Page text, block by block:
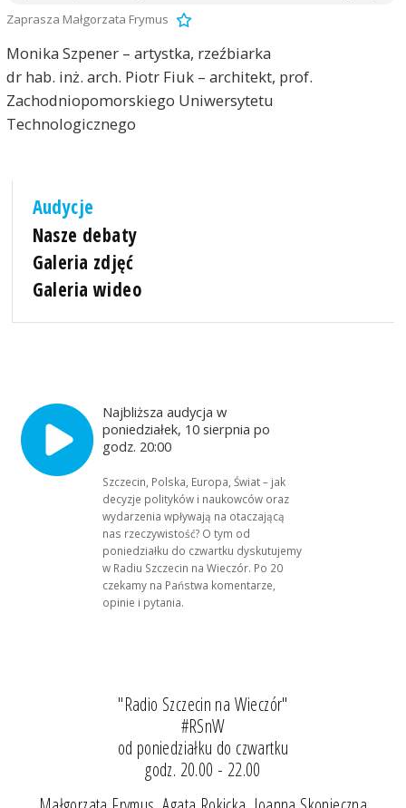
Zaprasza Małgorzata Frymus
Monika Szpener – artystka, rzeźbiarka
dr hab. inż. arch. Piotr Fiuk – architekt, prof.
Zachodniopomorskiego Uniwersytetu
Technologicznego
Audycje
Nasze debaty
Galeria zdjęć
Galeria wideo
Najbliższa audycja w
poniedziałek, 10 sierpnia po
godz. 20:00
Szczecin, Polska, Europa, Świat – jak
decyzje polityków i naukowców oraz
wydarzenia wpływają na otaczającą
nas rzeczywistość? O tym od
poniedziałku do czwartku dyskutujemy
w Radiu Szczecin na Wieczór. Po 20
czekamy na Państwa komentarze,
opinie i pytania.
"Radio Szczecin na Wieczór"
#RSnW
od poniedziałku do czwartku
godz. 20.00 - 22.00